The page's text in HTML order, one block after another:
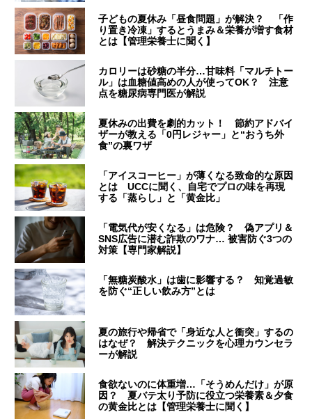
子どもの夏休み「昼食問題」が解決？ 「作
り置き冷凍」するとうまみ＆栄養が増す食材
とは【管理栄養士に聞く】
カロリーは砂糖の半分…甘味料「マルチトー
ル」は血糖値高めの人が使ってOK？ 注意
点を糖尿病専門医が解説
夏休みの出費を劇的カット！ 節約アドバイ
ザーが教える「0円レジャー」と“おうち外
食”の裏ワザ
「アイスコーヒー」が薄くなる致命的な原因
とは UCCに聞く、自宅でプロの味を再現
する「蒸らし」と「黄金比」
「電気代が安くなる」は危険？ 偽アプリ＆
SNS広告に潜む詐欺のワナ… 被害防ぐ3つの
対策【専門家解説】
「無糖炭酸水」は歯に影響する？ 知覚過敏
を防ぐ“正しい飲み方”とは
夏の旅行や帰省で「身近な人と衝突」するの
はなぜ？ 解決テクニックを心理カウンセラ
ーが解説
食欲ないのに体重増…「そうめんだけ」が原
因？ 夏バテ太り予防に役立つ栄養素＆夕食
の黄金比とは【管理栄養士に聞く】